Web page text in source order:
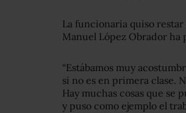
La funcionaria quiso
Manuel López Obrador
“Estábamos muy
si no es en primera clase.
Hay muchas cosas que se
y puso como ejemplo el